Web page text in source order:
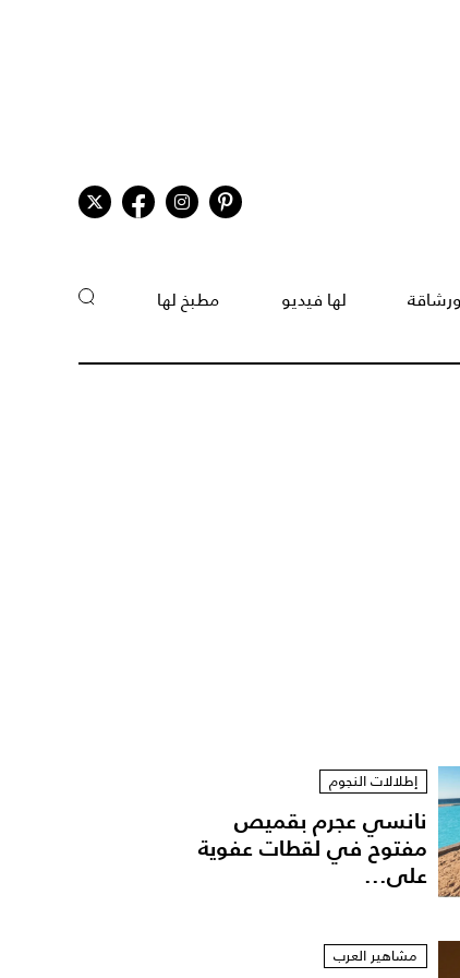
لها فيديو مطبخ لها
إطلالات النجوم
نانسي عجرم بقميص
مفتوح في لقطات عفوية
على...
مشاهير العرب